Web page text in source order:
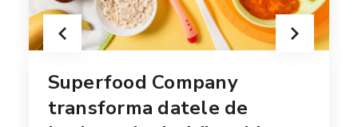
Superfood Company
transforma datele de